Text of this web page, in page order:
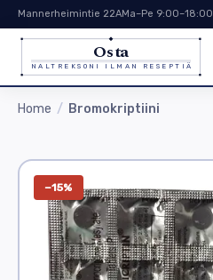
Mannerheimintie 22AMa–Pe 9:00–18:00
Osta
NALTREKSONI ILMAN RESEPTIÄ
Home Bromokriptiini
−15%